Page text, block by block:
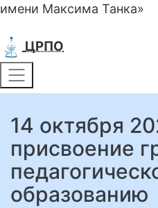
имени Максима Танка»
ЦРПО
14 октября
присвоение
образованию